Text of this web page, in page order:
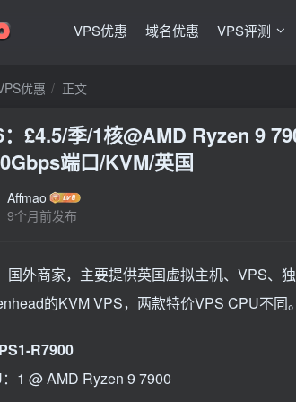
VPS优惠 域名优惠 VPS评测
优惠 正文
£4.5/季/1核@AMD Ryzen 9
端口/KVM/英国
Affmao
9个月前发布
国外商家，主要提供英国虚拟主机、VPS、
的KVM VPS，两款特价VPS CPU不同。
R7900
1 @ AMD Ryzen 9 7900